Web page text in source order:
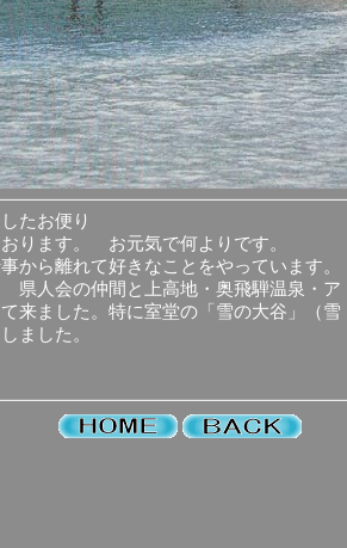
たお便り
ります。 お元気で何よりです。
から離れて好きなことをやっています。
県人会の仲間と上高地・奥飛騨温泉・ア
来ました。特に室堂の「雪の大谷」（雪
ました。